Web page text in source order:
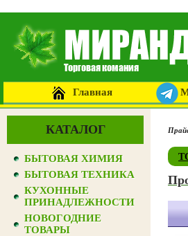
Главная
КАТАЛОГ
БЫТОВАЯ ХИМИЯ
БЫТОВАЯ ТЕХНИКА
КУХОННЫЕ
ПРИНАДЛЕЖНОСТИ
НОВОГОДНИЕ
ТОВАРЫ